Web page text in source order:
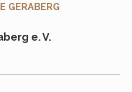
GERABERG
e. V.